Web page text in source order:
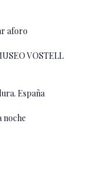
aforo
VOSTELL
España
noche